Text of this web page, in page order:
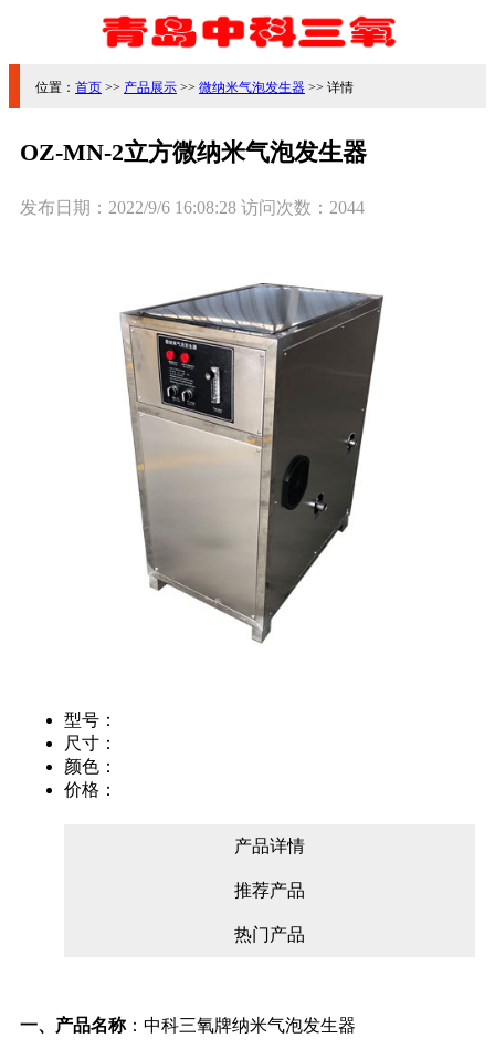
位置： 首页 >> 产品展示 >> 微纳米气泡发生器 >> 详情
OZ-MN-2立方微纳米气泡发生器
发布日期： 2022/9/6 16:08:28 访问次数： 2044
型号：
尺寸：
颜色：
价格：
产品详情
推荐产品
热门产品
一、产品名称： 中科三氧牌纳米气泡发生器